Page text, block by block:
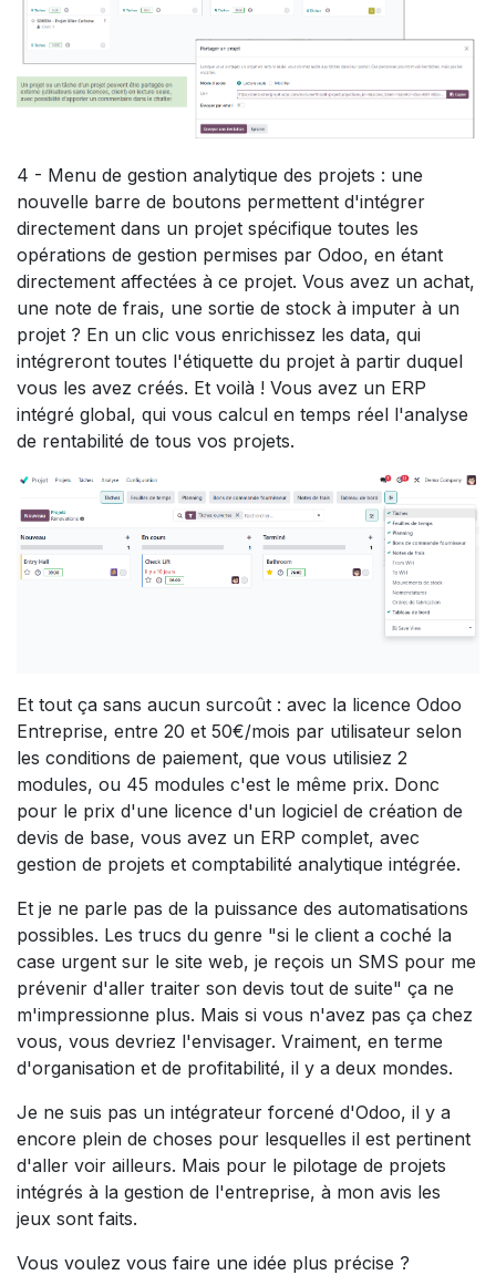
4 - Menu de gestion analytique des projets : une
nouvelle barre de boutons permettent d'intégrer
directement dans un projet spécifique toutes les
opérations de gestion permises par Odoo, en étant
directement affectées à ce projet. Vous avez un achat,
une note de frais, une sortie de stock à imputer à un
projet ? En un clic vous enrichissez les data, qui
intégreront toutes l'étiquette du projet à partir duquel
vous les avez créés. Et voilà ! Vous avez un ERP
intégré global, qui vous calcul en temps réel l'analyse
de rentabilité de tous vos projets.
Et tout ça sans aucun surcoût : avec la licence Odoo
Entreprise, entre 20 et 50€/mois par utilisateur selon
les conditions de paiement, que vous utilisiez 2
modules, ou 45 modules c'est le même prix. Donc
pour le prix d'une licence d'un logiciel de création de
devis de base, vous avez un ERP complet, avec
gestion de projets et comptabilité analytique intégrée.
Et je ne parle pas de la puissance des automatisations
possibles. Les trucs du genre "si le client a coché la
case urgent sur le site web, je reçois un SMS pour me
prévenir d'aller traiter son devis tout de suite" ça ne
m'impressionne plus. Mais si vous n'avez pas ça chez
vous, vous devriez l'envisager. Vraiment, en terme
d'organisation et de profitabilité, il y a deux mondes.
Je ne suis pas un intégrateur forcené d'Odoo, il y a
encore plein de choses pour lesquelles il est pertinent
d'aller voir ailleurs. Mais pour le pilotage de projets
intégrés à la gestion de l'entreprise, à mon avis les
jeux sont faits.
Vous voulez vous faire une idée plus précise ?